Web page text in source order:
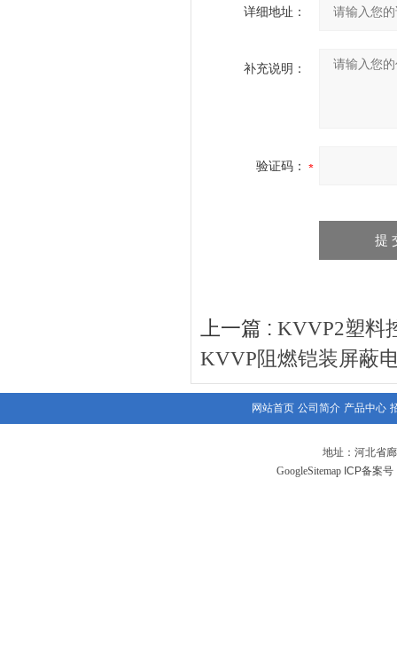
详细地址：
补充说明：
验证码：
上一篇 : KVVP2塑料
KVVP阻燃铠装屏蔽
网站首页 公司简介 产品中心
地址：河北省
GoogleSitemap ICP备案号